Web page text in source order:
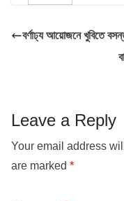
o
e
s
i
a
বর্ণাঢ্য আয়োজনে খুবিতে
Leave a Reply
Your email address
are marked *